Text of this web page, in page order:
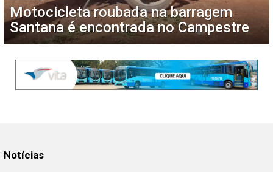
Motocicleta roubada na barragem
Santana é encontrada no Campestre
Notícias